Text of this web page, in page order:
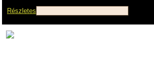
Részletes